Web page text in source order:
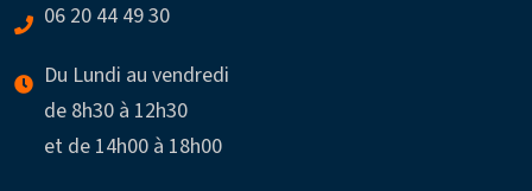
06 20 44 49 30
Du Lundi au vendredi
de 8h30 à 12h30
et de 14h00 à 18h00